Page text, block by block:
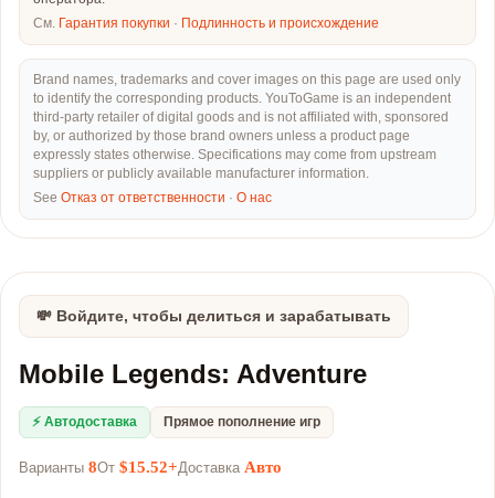
См. Гарантия покупки · Подлинность и происхождение
Brand names, trademarks and cover images on this page are used only
to identify the corresponding products. YouToGame is an independent
third-party retailer of digital goods and is not affiliated with, sponsored
by, or authorized by those brand owners unless a product page
expressly states otherwise. Specifications may come from upstream
suppliers or publicly available manufacturer information.
See Отказ от ответственности · О нас
💸 Войдите, чтобы делиться и зарабатывать
Mobile Legends: Adventure
⚡ Автодоставка Прямое пополнение игр
Варианты 8От $15.52+Доставка Авто